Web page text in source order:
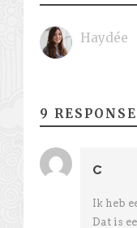
Haydée
9
C
Ik heb
Dat is